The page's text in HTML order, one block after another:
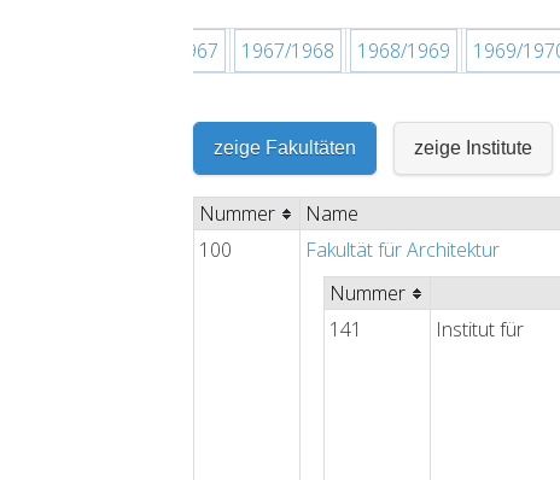
1966/1967 1967/1968 1968/1969 1969/
zeige Fakultäten zeige Institute
Nummer Name
100
Fakultät für Architektur
Nummer
141
Institut für